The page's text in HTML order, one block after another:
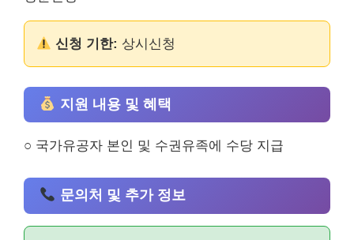
신청 기한: 상시신청
지원 내용 및 혜택
○ 국가유공자 본인 및 수권유족에 수당 지급
문의처 및 추가 정보